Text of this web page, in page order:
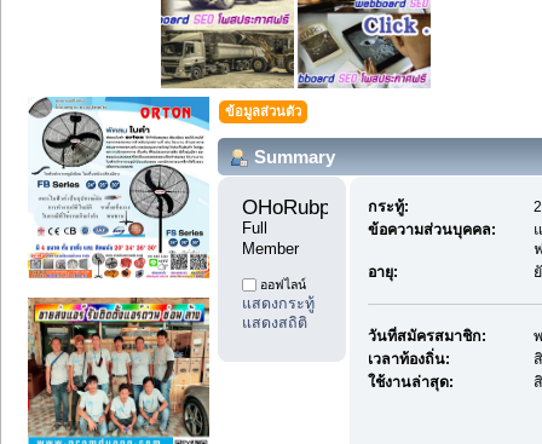
ข้อมูลส่วนตัว
Summary
Full
Member
ออฟไลน์
แสดงกระทู้
แสดงสถิติ
กระทู้:
ข้อความส่วนบุคคล:
อายุ:
วันที่สมัครสมาชิก:
เวลาท้องถิ่น:
ใช้งานล่าสุด: